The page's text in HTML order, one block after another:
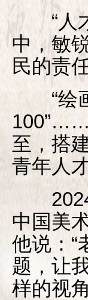
“人才
中，敏
民的责
“绘画
100”……
至，搭
青年人
2024
中国美
他说：“
题，让
样的视